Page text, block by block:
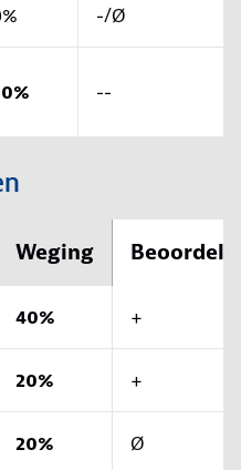
-/Ø
--
Weging
40% +
20% +
20% Ø